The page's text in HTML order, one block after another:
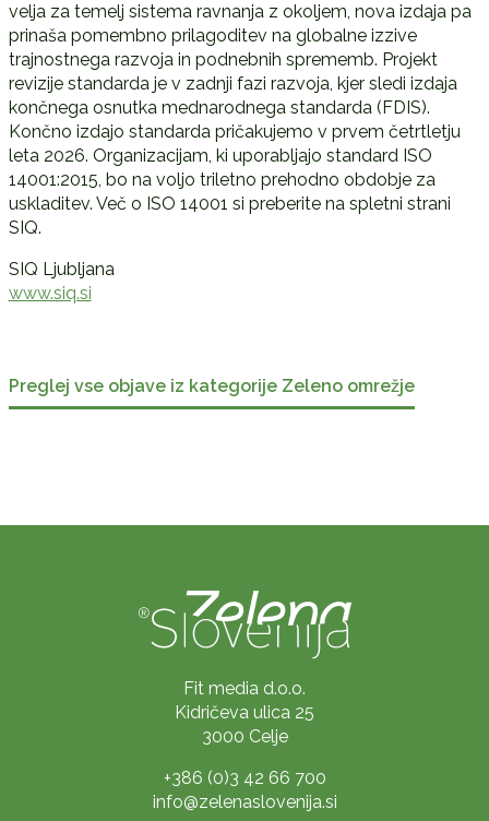
velja za temelj sistema ravnanja z okoljem, nova izdaja pa
prinaša pomembno prilagoditev na globalne izzive
trajnostnega razvoja in podnebnih sprememb. Projekt
revizije standarda je v zadnji fazi razvoja, kjer sledi izdaja
končnega osnutka mednarodnega standarda (FDIS).
Končno izdajo standarda pričakujemo v prvem četrtletju
leta 2026. Organizacijam, ki uporabljajo standard ISO
14001:2015, bo na voljo triletno prehodno obdobje za
uskladitev. Več o ISO 14001 si preberite na spletni strani
SIQ.
SIQ Ljubljana
www.siq.si
Preglej vse objave iz kategorije Zeleno omrežje
Fit media d.o.o.
Kidričeva ulica 25
3000 Celje
+386 (0)3 42 66 700
info@zelenaslovenija.si